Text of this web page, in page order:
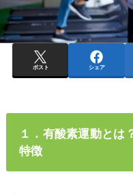
ポスト シェア
１．有酸素運動とは
特徴